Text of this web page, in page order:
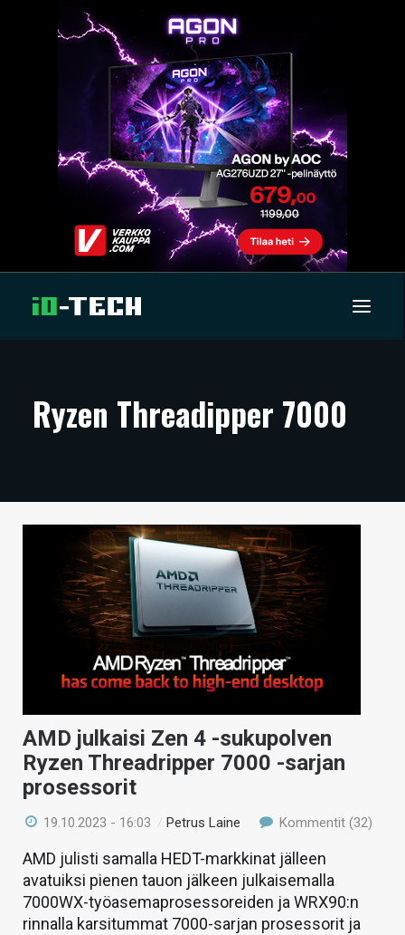
ARTIKKELIT
TECHBBS
VAIHDA TEEMA
HAKU
Ryzen Threadipper 7000
AMD julkaisi Zen 4 -sukupolven
Ryzen Threadripper 7000 -sarjan
prosessorit
19.10.2023 - 16:03 /Petrus Laine Kommentit (32)
AMD julisti samalla HEDT-markkinat jälleen
avatuiksi pienen tauon jälkeen julkaisemalla
7000WX-työasemaprosessoreiden ja WRX90:n
rinnalla karsitummat 7000-sarjan prosessorit ja